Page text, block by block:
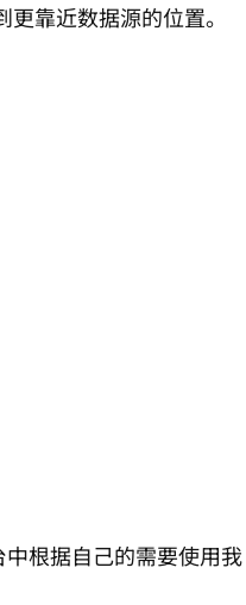
靠近数据源的位置。
根据自己的需要使用我